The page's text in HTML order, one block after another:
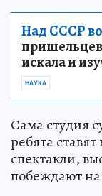
Над СССР
искала и
НАУКА
Сама студия
ребята
спектакли,
побеждают